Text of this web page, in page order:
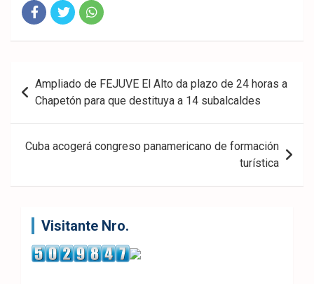
ook
pp
Navegación
de
entradas
Ampliado de FEJUVE El Alto da plazo de 24 horas a
Chapetón para que destituya a 14 subalcaldes
Cuba acogerá congreso panamericano de formación
turística
Visitante Nro.